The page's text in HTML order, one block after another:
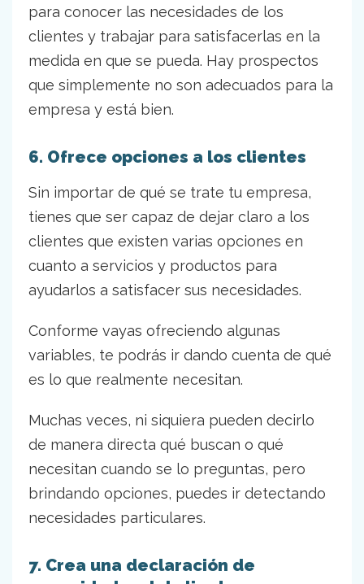
para conocer las necesidades de los
clientes y trabajar para satisfacerlas en la
medida en que se pueda. Hay prospectos
que simplemente no son adecuados para la
empresa y está bien.
6. Ofrece opciones a los clientes
Sin importar de qué se trate tu empresa,
tienes que ser capaz de dejar claro a los
clientes que existen varias opciones en
cuanto a servicios y productos para
ayudarlos a satisfacer sus necesidades.
Conforme vayas ofreciendo algunas
variables, te podrás ir dando cuenta de qué
es lo que realmente necesitan.
Muchas veces, ni siquiera pueden decirlo
de manera directa qué buscan o qué
necesitan cuando se lo preguntas, pero
brindando opciones, puedes ir detectando
necesidades particulares.
7. Crea una declaración de